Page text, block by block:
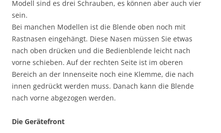
Modell sind es drei Schrauben, es können aber auch vier
sein.
Bei manchen Modellen ist die Blende oben noch mit
Rastnasen eingehängt. Diese Nasen müssen Sie etwas
nach oben drücken und die Bedienblende leicht nach
vorne schieben. Auf der rechten Seite ist im oberen
Bereich an der Innenseite noch eine Klemme, die nach
innen gedrückt werden muss. Danach kann die Blende
nach vorne abgezogen werden.
Die Gerätefront